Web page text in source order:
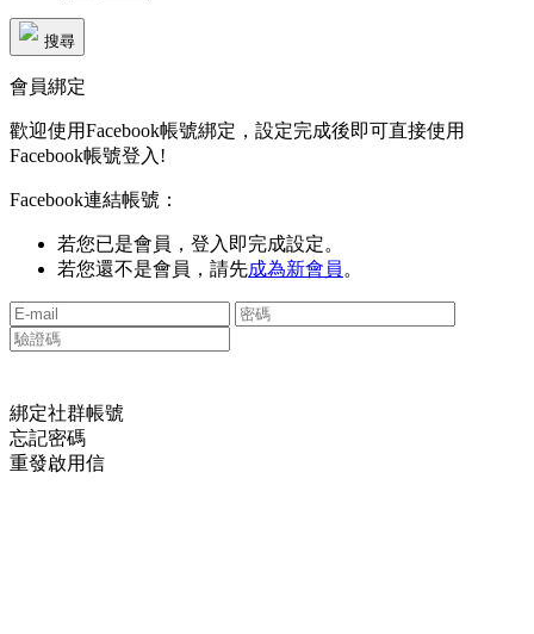
搜尋
會員綁定
歡迎使用Facebook帳號綁定，設定完成後即可直接使用
Facebook帳號登入!
Facebook連結帳號：
若您已是會員，登入即完成設定。
若您還不是會員，請先成為新會員 。
綁定社群帳號
忘記密碼
重發啟用信